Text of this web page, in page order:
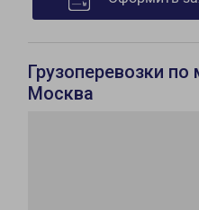
Грузоперевозки
Москва